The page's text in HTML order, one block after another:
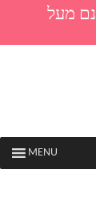
חינם מעל
MENU